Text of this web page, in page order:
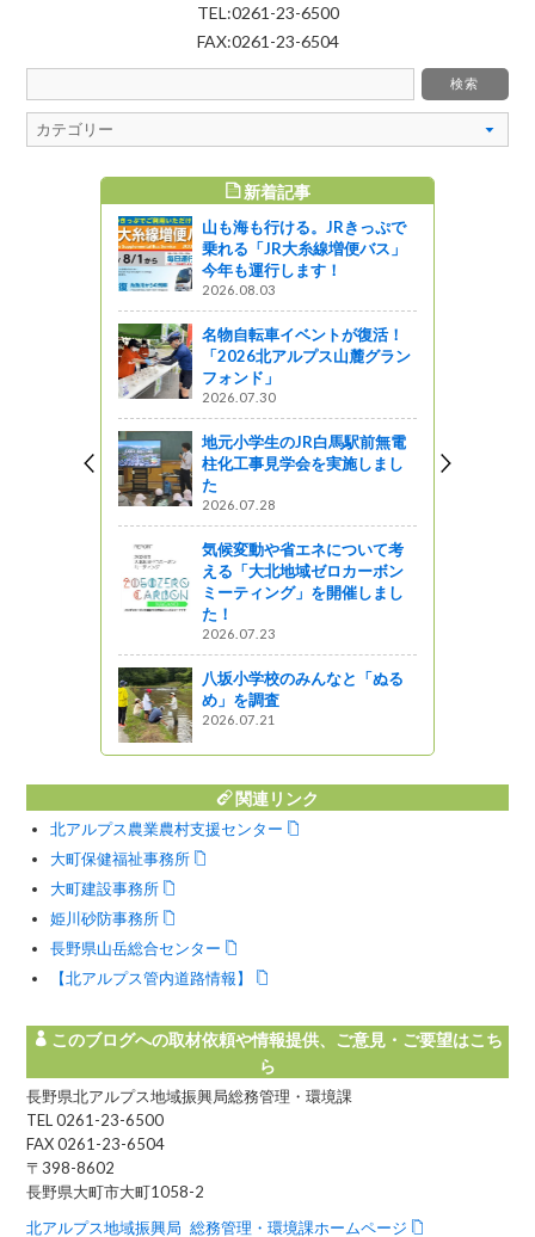
TEL:0261-23-6500
FAX:0261-23-6504
新着記事
山も海も行ける。JRきっぷで
乗れる「JR大糸線増便バス」
今年も運行します！
2026.08.03
名物自転車イベントが復活！
「2026北アルプス山麓グラン
フォンド」
2026.07.30
地元小学生のJR白馬駅前無電
柱化工事見学会を実施しまし
た
2026.07.28
気候変動や省エネについて考
える「大北地域ゼロカーボン
ミーティング」を開催しまし
た！
2026.07.23
八坂小学校のみんなと「ぬる
め」を調査
2026.07.21
関連リンク
北アルプス農業農村支援センター
大町保健福祉事務所
大町建設事務所
姫川砂防事務所
長野県山岳総合センター
【北アルプス管内道路情報】
このブログへの取材依頼や情報提供、ご意見・ご要望はこち
ら
長野県北アルプス地域振興局総務管理・環境課
TEL 0261-23-6500
FAX 0261-23-6504
〒398-8602
長野県大町市大町1058-2
北アルプス地域振興局 総務管理・環境課ホームページ